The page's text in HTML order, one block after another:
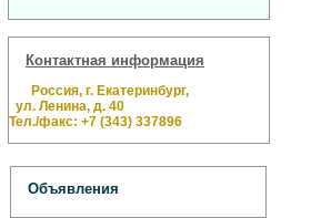
Контактная информация
Россия, г. Екатеринбург,
ул. Ленина, д. 40
Тел./факс: +7 (343) 337896
Объявления